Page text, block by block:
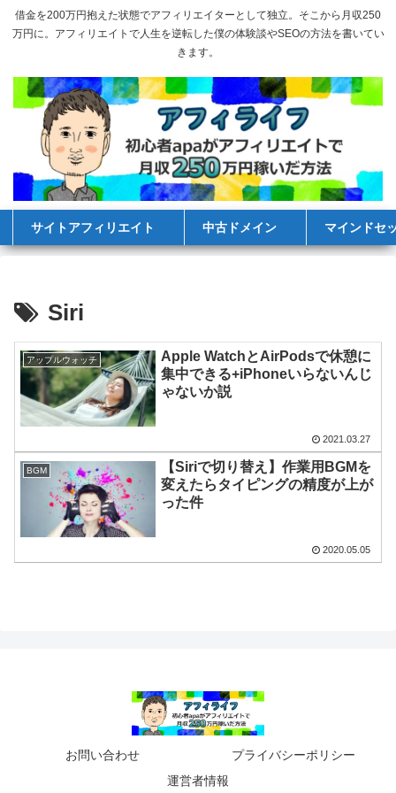
借金を200万円抱えた状態でアフィリエイターとして独立。そこから月収250
万円に。アフィリエイトで人生を逆転した僕の体験談やSEOの方法を書いてい
きます。
サイトアフィリエイト 中古ドメイン マインドセ
Siri
アップルウォッチ
Apple WatchとAirPodsで休憩に
集中できる+iPhoneいらないんじ
ゃないか説
2021.03.27
BGM
【Siriで切り替え】作業用BGMを
変えたらタイピングの精度が上が
った件
2020.05.05
お問い合わせ
プライバシーポリシー
運営者情報